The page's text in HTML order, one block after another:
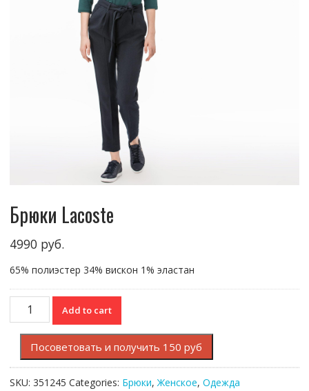
Брюки Lacoste
4990руб.
65% полиэстер 34% вискон 1% эластан
Брюки
Lacoste
quantity
Add to cart
Посоветовать и получить 150 руб
SKU: 351245 Categories: Брюки,Женское, Одежда